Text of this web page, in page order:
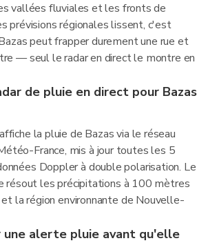
vallées fluviales et les fronts de
prévisions régionales lissent, c'est
peut frapper durement une rue et
— seul le radar en direct le montre en
de pluie en direct pour Bazas
la pluie de Bazas via le réseau
France, mis à jour toutes les 5
Doppler à double polarisation. Le
résout les précipitations à 100 mètres
la région environnante de Nouvelle-
une alerte pluie avant qu'elle